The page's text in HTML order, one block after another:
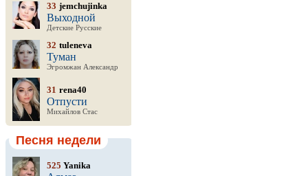
33 jemchujinka
Выходной
Детские Русские
32 tuleneva
Туман
Эгромжан Александр
31 rena40
Отпусти
Михайлов Стас
Песня недели
525 Yanika